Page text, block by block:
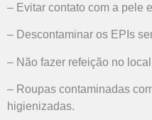
– Evitar contato com a pele
– Descontaminar os EPIs
– Não fazer refeição no
– Roupas contaminadas
higienizadas.